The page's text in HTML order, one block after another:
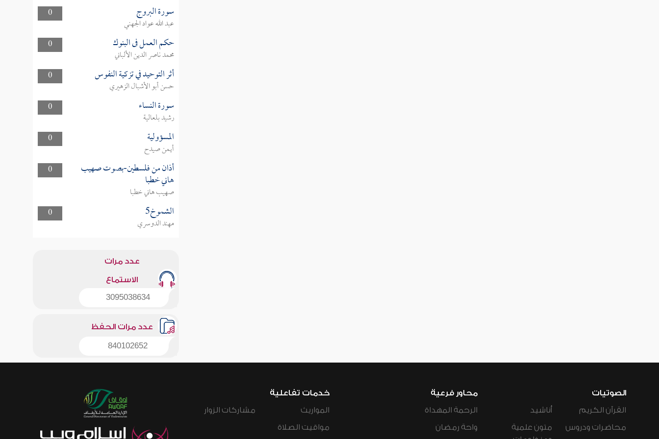
0 سورة البروج
عبد الله عواد الجهني
0
حكم العمل فى البنوك
محمد ناصر الدين الألباني
0
أثر التوحيد في تزكية النفوس
حسن أبو الأشبال الزهيري
0
سورة النساء
رشيد بلعالية
0
المسؤولية
أيمن صيدح
0
أذان من فلسطين-بصوت صهيب
هاني خطبا
صهيب هاني خطبا
0
الشموخ5
مهند الدوسري
عدد مرات
الاستماع
3095038634
عدد مرات الحفظ
840102652
الصوتيات
القرآن الكريم
محاضرات ودروس
أناشيد
متون علمية
محاور فرعية
الرحمة المهداة
واحة رمضان
خدمات تفاعلية
المواريث
مواقيت الصلاة
مشاركات الزوار